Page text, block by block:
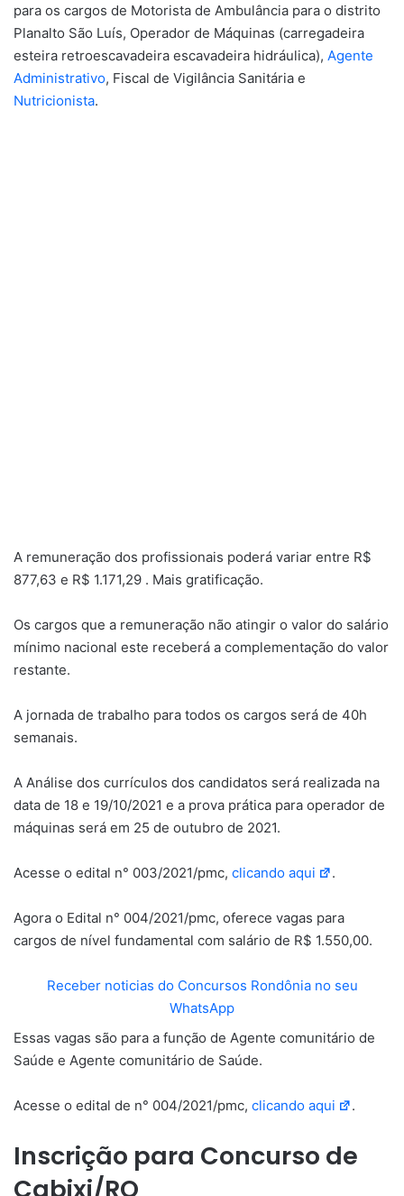
para os cargos de Motorista de Ambulância para o distrito
Planalto São Luís, Operador de Máquinas (carregadeira
esteira retroescavadeira escavadeira hidráulica), Agente
Administrativo, Fiscal de Vigilância Sanitária e
Nutricionista.
A remuneração dos profissionais poderá variar entre R$
877,63 e R$ 1.171,29 . Mais gratificação.
Os cargos que a remuneração não atingir o valor do salário
mínimo nacional este receberá a complementação do valor
restante.
A jornada de trabalho para todos os cargos será de 40h
semanais.
A Análise dos currículos dos candidatos será realizada na
data de 18 e 19/10/2021 e a prova prática para operador de
máquinas será em 25 de outubro de 2021.
Acesse o edital n° 003/2021/pmc, clicando aqui .
Agora o Edital n° 004/2021/pmc, oferece vagas para
cargos de nível fundamental com salário de R$ 1.550,00.
Receber noticias do Concursos Rondônia no seu
WhatsApp
Essas vagas são para a função de Agente comunitário de
Saúde e Agente comunitário de Saúde.
Acesse o edital de n° 004/2021/pmc, clicando aqui .
Inscrição para Concurso de
Cabixi/RO